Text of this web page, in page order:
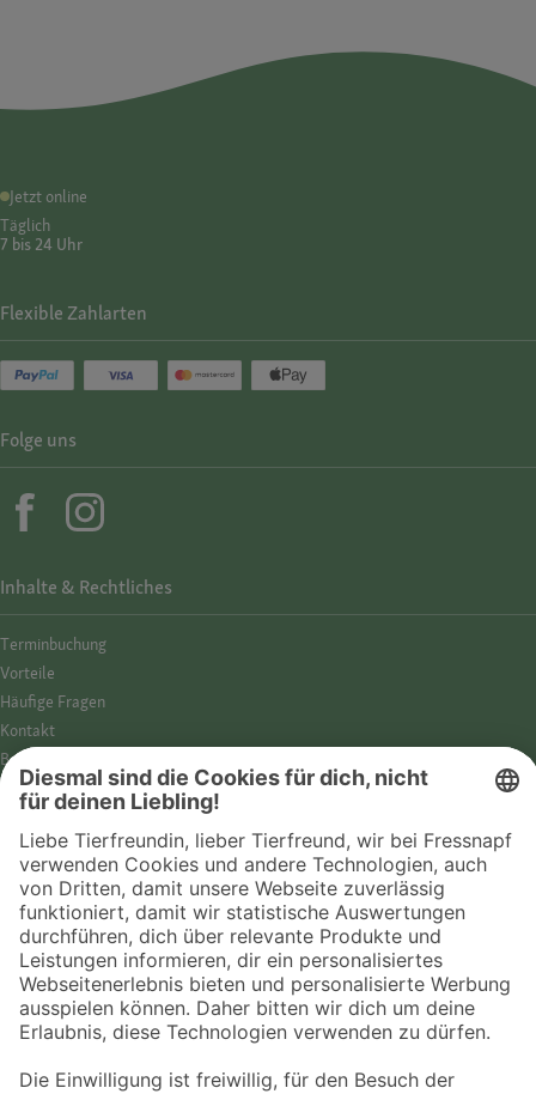
Jetzt online
Täglich
7 bis 24 Uhr
Inhalte & Rechtliches
Termin­buchung
Vorteile
Häufige Fragen
Kontakt
Barrierefreiheit
Impressum
Datenschutz­hinweise
Cookies
AGB
Entdecke Fressnapf
Tierversicherung
GPS-Tracker
Fressnapf Salon
Online-Shop
Flexible Zahlarten
Folge uns